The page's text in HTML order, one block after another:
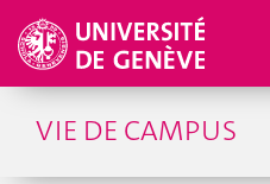
VIE DE CAMPUS